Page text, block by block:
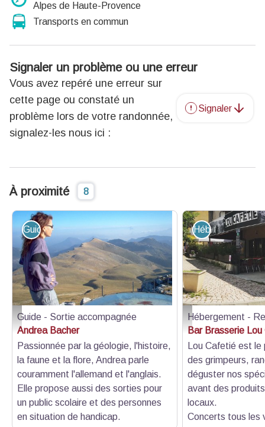
Alpes de Haute-Provence
Transports en commun
Signaler un problème ou une erreur
Vous avez repéré une erreur sur
cette page ou constaté un
problème lors de votre randonnée,
signalez-les nous ici :
Signaler
À proximité 8
Andrea Bacher-Randonnée dans le Verdon 01 - Andrea Bacher
Guide - Sortie accompagnée
Guide - Sortie accompagnée
Andrea Bacher
Passionnée par la géologie, l'histoire,
la faune et la flore, Andrea parle
couramment l'allemand et l'anglais.
Elle propose aussi des sorties pour
un public scolaire et des personnes
en situation de handicap.
Lou Cafetié
Hébergement -
Hébergement -
Bar Brasserie
Lou Cafetié est
des grimpeurs,
déguster nos
avant des
locaux.
Concerts tous les